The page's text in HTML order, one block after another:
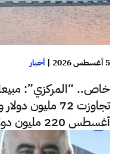
5 أغسطس 2026 | أخبار
خاص.. “المركزي”:
تجاوزت 72
أغسطس 220 مليون دولار